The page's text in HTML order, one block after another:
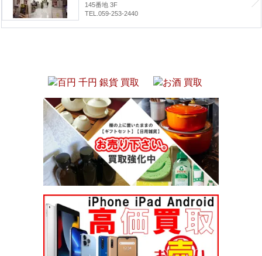
145番地 3F
TEL.059-253-2440